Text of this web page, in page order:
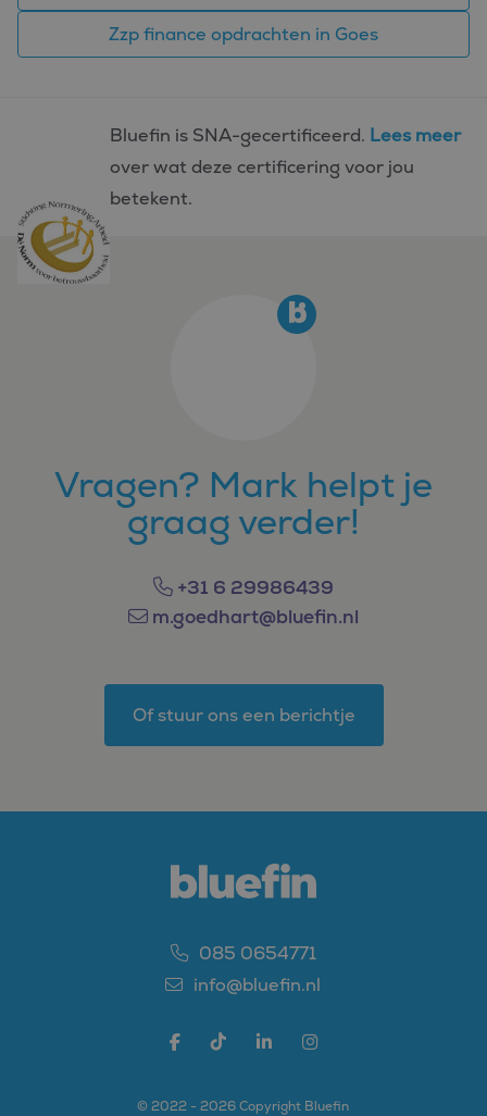
Zzp finance opdrachten in Goes
Bluefin is SNA-gecertificeerd. Lees meer
over wat deze certificering voor jou
betekent.
Vragen? Mark helpt je
graag verder!
+31 6 29986439
m.goedhart@bluefin.nl
Of stuur ons een berichtje
085 0654771
info@bluefin.nl
© 2022 - 2026 Copyright Bluefin